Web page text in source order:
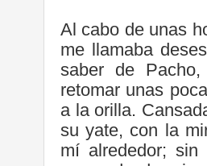
Al cabo de unas
me llamaba
saber de
retomar unas
a la orilla.
su yate, con la
mí alrededor;